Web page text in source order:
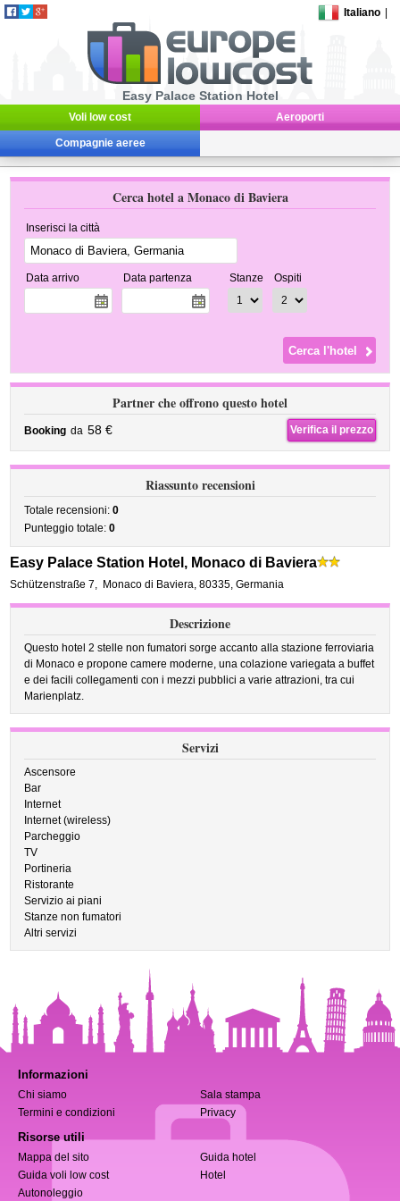
Italiano
Easy Palace Station Hotel
Voli low cost Aeroporti
Compagnie aeree
Cerca hotel a Monaco di Baviera
Inserisci la città
Data arrivo Data partenza Stanze Ospiti
Partner che offrono questo hotel
Booking da 58 € Verifica il prezzo
Riassunto recensioni
Totale recensioni:0
Punteggio totale:0
Easy Palace Station Hotel, Monaco di Baviera
Schützenstraße 7, Monaco di Baviera,80335, Germania
Descrizione
Questo hotel 2 stelle non fumatori sorge accanto alla stazione ferroviaria
di Monaco e propone camere moderne, una colazione variegata a buffet
e dei facili collegamenti con i mezzi pubblici a varie attrazioni, tra cui
Marienplatz.
Servizi
Ascensore
Bar
Internet
Internet (wireless)
Parcheggio
TV
Portineria
Ristorante
Servizio ai piani
Stanze non fumatori
Altri servizi
Informazioni
Chi siamo
Sala stampa
Termini e condizioni
Privacy
Risorse utili
Mappa del sito
Guida hotel
Guida voli low cost
Hotel
Autonoleggio